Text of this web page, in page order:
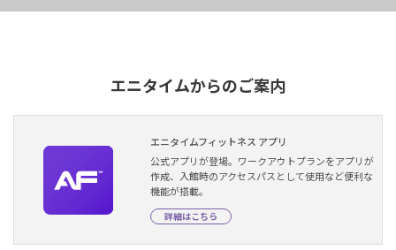
エニタイムからのご案内
エニタイムフィットネス アプリ
公式アプリが登場。ワークアウトプランをアプリが
作成、入館時のアクセスパスとして使用など便利な
機能が搭載。
詳細はこちら